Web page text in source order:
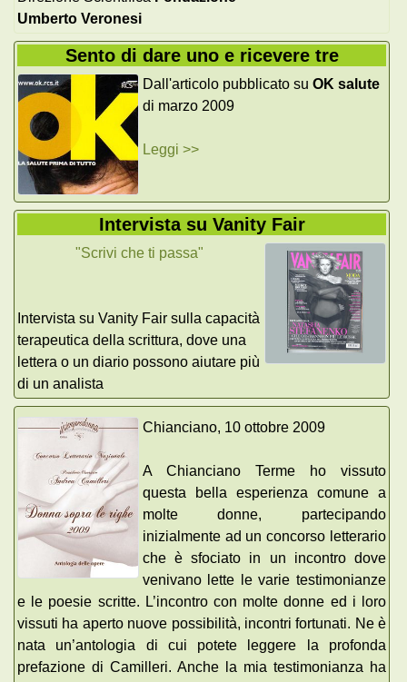
Umberto Veronesi
Sento di dare uno e ricevere tre
Dall'articolo pubblicato su OK salute
di marzo 2009
Leggi >>
Intervista su Vanity Fair
"Scrivi che ti passa"
Intervista su Vanity Fair sulla capacità
terapeutica della scrittura, dove una
lettera o un diario possono aiutare più
di un analista
Chianciano, 10 ottobre 2009
A Chianciano Terme ho vissuto
questa bella esperienza comune a
molte donne, partecipando
inizialmente ad un concorso letterario
che è sfociato in un incontro dove
venivano lette le varie testimonianze
e le poesie scritte. L’incontro con molte donne ed i loro
vissuti ha aperto nuove possibilità, incontri fortunati. Ne è
nata un’antologia di cui potete leggere la profonda
prefazione di Camilleri. Anche la mia testimonianza ha